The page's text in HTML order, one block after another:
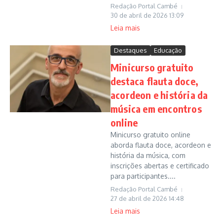
Redação Portal Cambé
30 de abril de 2026 13:09
Leia mais
Destaques Educação
Minicurso gratuito
destaca flauta doce,
acordeon e história da
música em encontros
online
Minicurso gratuito online
aborda flauta doce, acordeon e
história da música, com
inscrições abertas e certificado
para participantes....
Redação Portal Cambé
27 de abril de 2026 14:48
Leia mais